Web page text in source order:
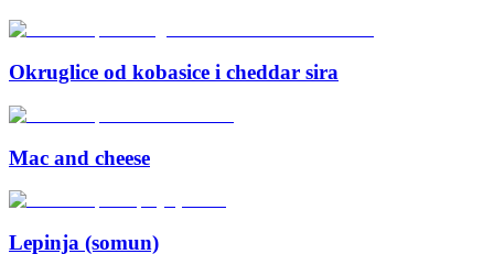
Okruglice od kobasice i cheddar sira
Mac and cheese
Lepinja (somun)